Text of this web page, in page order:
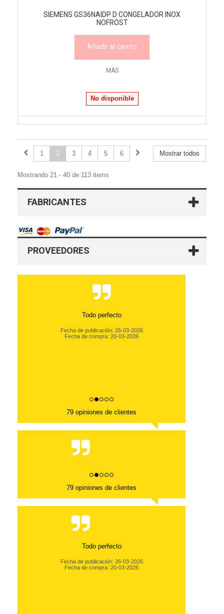
SIEMENS GS36NAIDP D CONGELADOR INOX
NOFROST
Añadir al carrito
MÁS
No disponible
Mostrar todos
1 2 3 4 5 6
Mostrando 21 - 40 de 113 items
FABRICANTES
PROVEEDORES
Todo perfecto
Fecha de publicación: 26-03-2026
Fecha de compra: 20-03-2026
79 opiniones de clientes
79 opiniones de clientes
Todo perfecto
Fecha de publicación: 26-03-2026
Fecha de compra: 20-03-2026